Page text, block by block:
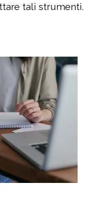
tali strumenti.